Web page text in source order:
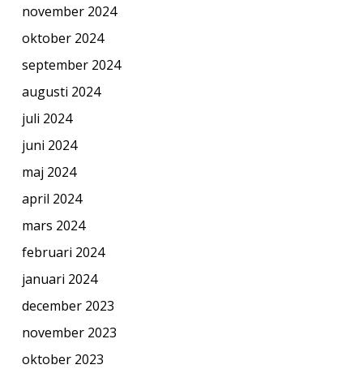
november 2024
oktober 2024
september 2024
augusti 2024
juli 2024
juni 2024
maj 2024
april 2024
mars 2024
februari 2024
januari 2024
december 2023
november 2023
oktober 2023